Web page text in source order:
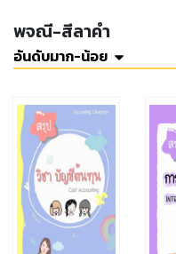
พจณี-สีลาคำ
อันดับมาก-น้อย